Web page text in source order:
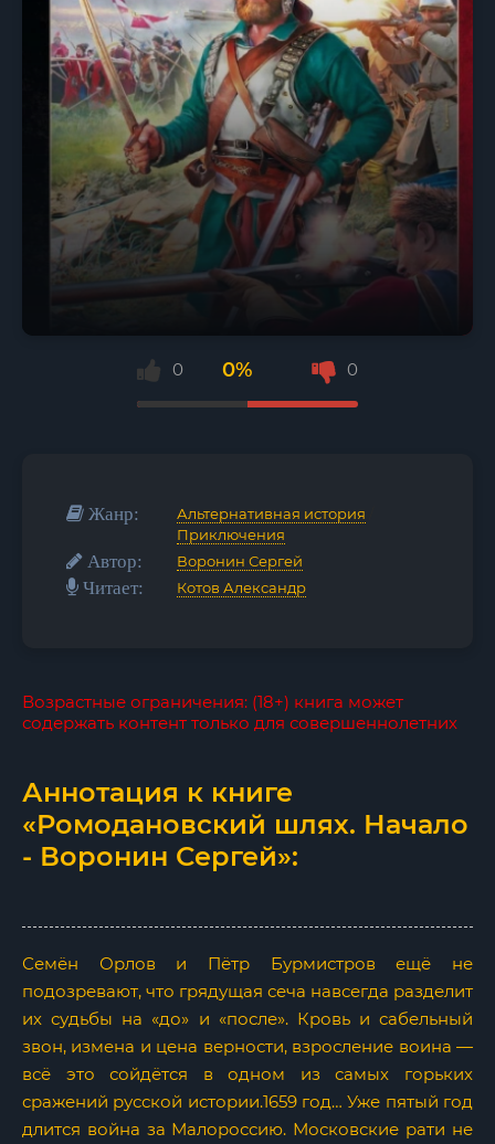
0 0% 0
Жанр: Альтернативная история
Приключения
Автор: Воронин Сергей
Читает: Котов Александр
Возрастные ограничения: (18+) книга может
содержать контент только для совершеннолетних
Аннотация к книге
«Ромодановский шлях. Начало
- Воронин Сергей»:
Семён Орлов и Пётр Бурмистров ещё не
подозревают, что грядущая сеча навсегда разделит
их судьбы на «до» и «после». Кровь и сабельный
звон, измена и цена верности, взросление воина —
всё это сойдётся в одном из самых горьких
сражений русской истории.1659 год… Уже пятый год
длится война за Малороссию. Московские рати не